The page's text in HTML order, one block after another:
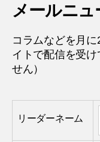
メールニュ
コラムなどを月
イトで配信を受
せん）
リーダーネーム